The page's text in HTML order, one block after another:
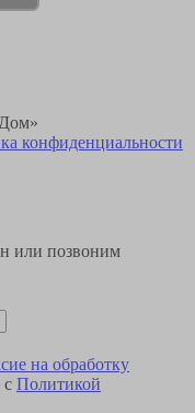
конфиденциальности
или позвоним
на обработку
с Политикой